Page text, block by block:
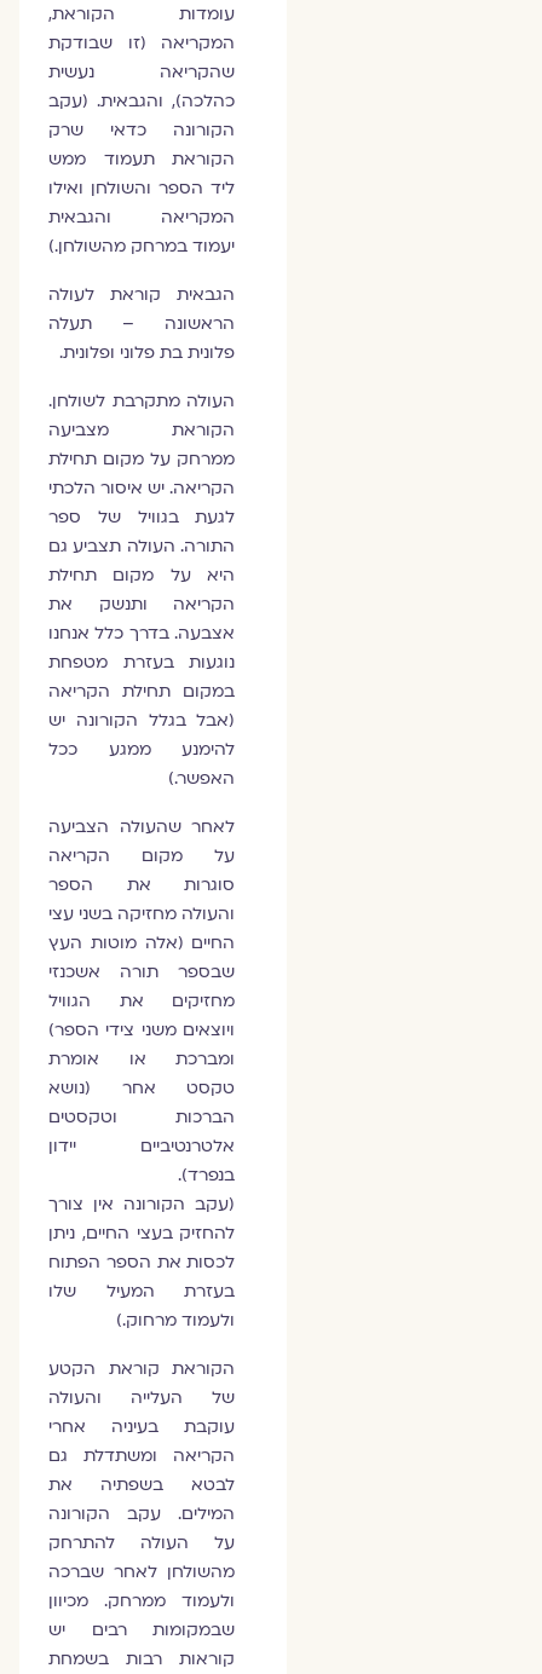
עומדות הקוראת,
המקריאה (זו שבודקת
שהקריאה נעשית
כהלכה), והגבאית. (עקב
הקורונה כדאי שרק
הקוראת תעמוד ממש
ליד הספר והשולחן ואילו
המקריאה והגבאית
יעמוד במרחק מהשולחן.)
הגבאית קוראת לעולה
הראשונה – תעלה
פלונית בת פלוני ופלונית.
העולה מתקרבת לשולחן.
הקוראת מצביעה
ממרחק על מקום תחילת
הקריאה. יש איסור הלכתי
לגעת בגוויל של ספר
התורה. העולה תצביע גם
היא על מקום תחילת
הקריאה ותנשק את
אצבעה. בדרך כלל אנחנו
נוגעות בעזרת מטפחת
במקום תחילת הקריאה
(אבל בגלל הקורונה יש
להימנע ממגע ככל
האפשר.)
לאחר שהעולה הצביעה
על מקום הקריאה
סוגרות את הספר
והעולה מחזיקה בשני עצי
החיים (אלה מוטות העץ
שבספר תורה אשכנזי
מחזיקים את הגוויל
ויוצאים משני צידי הספר)
ומברכת או אומרת
טקסט אחר (נושא
הברכות וטקסטים
אלטרנטיביים יידון
בנפרד).
(עקב הקורונה אין צורך
להחזיק בעצי החיים, ניתן
לכסות את הספר הפתוח
בעזרת המעיל שלו
ולעמוד מרחוק.)
הקוראת קוראת הקטע
של העלייה והעולה
עוקבת בעיניה אחרי
הקריאה ומשתדלת גם
לבטא בשפתיה את
המילים. עקב הקורונה
על העולה להתרחק
מהשולחן לאחר שברכה
ולעמוד ממרחק. מכיוון
שבמקומות רבים יש
קוראות רבות בשמחת